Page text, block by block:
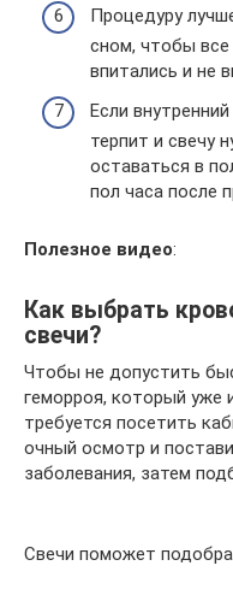
Процедуру
сном, чтобы
впитались и не
Если
терпит и свечу
оставаться в
пол часа после
Полезное видео:
Как выбрать
свечи?
Чтобы не допустить
геморроя, который уже
требуется посетить
очный осмотр и
заболевания, затем
Свечи поможет